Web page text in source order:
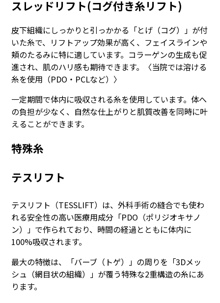
スレッドリフト(コグ付き糸リフト)
皮下組織にしっかりと引っかかる「とげ（コグ）」が付
いた糸で、リフトアップ効果が高く、フェイスラインや
頬のたるみに特に適しています。コラーゲンの生成も促
進され、肌のハリ感も期待できます。〈当院では溶ける
糸を使用（PDO・PCLなど）〉
一定期間で体内に吸収される糸を使用しています。体へ
の負担が少なく、自然な仕上がりと肌質改善を同時に叶
えることができます。
特殊糸
テスリフト
テスリフト（TESSLIFT）は、外科手術の縫合でも使わ
れる安全性の高い医療用成分「PDO（ポリジオキサノ
ン）」で作られており、時間の経過とともに体内に
100%吸収されます。
最大の特徴は、「バーブ（トゲ）」の周りを「3Dメッ
シュ（網目状の組織）」が覆う特殊な2重構造の糸にあ
ります。